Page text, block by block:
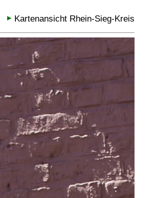
Kartenansicht Rhein-Sieg-Kreis